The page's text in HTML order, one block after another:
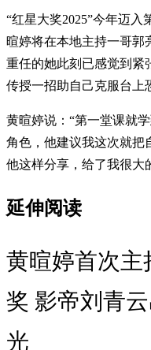
“红星大奖2025”今年迈入
暄婷将在本地主持一哥郭
重任的她此刻已感觉到紧
传授一招助自己克服台上
黄暄婷说：“第一堂课就
角色，他建议我这次就把
他这样分享，给了我很大
延伸阅读
黄暄婷首次主
奖 影帝刘青
光